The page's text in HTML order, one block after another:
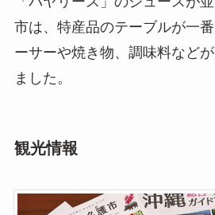
市は、特産品のテーブルが一
ーサーや焼き物、調味料など
ました。
観光情報